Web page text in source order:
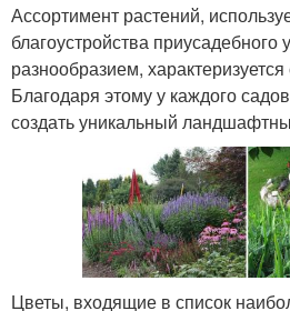
Ассортимент растений,
благоустройства приусадебного
разнообразием,
Благодаря этому у каждого
создать уникальный
Цветы, входящие в список